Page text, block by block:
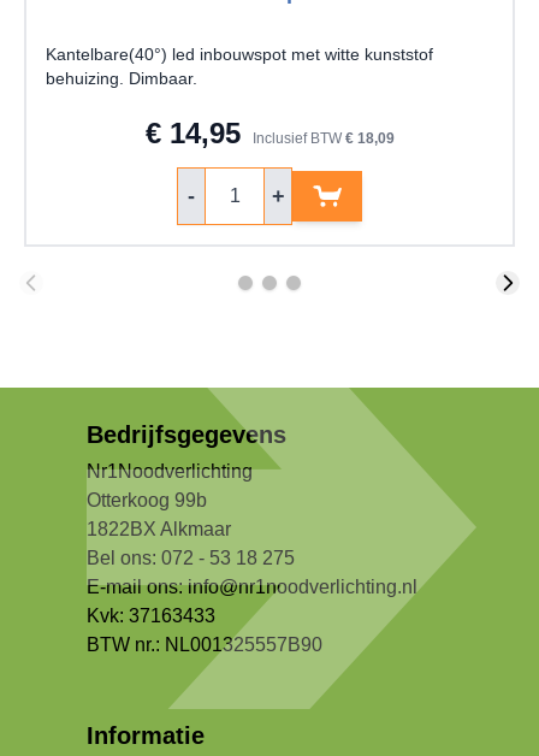
Kantelbare(40°) led inbouwspot met witte kunststof
behuizing. Dimbaar.
€ 14,95 Inclusief BTW € 18,09
- +
Bedrijfsgegevens
Nr1Noodverlichting
Otterkoog 99b
1822BX Alkmaar
Bel ons: 072 - 53 18 275
E-mail ons:info@nr1noodverlichting.nl
Kvk: 37163433
BTW nr.: NL001325557B90
Informatie